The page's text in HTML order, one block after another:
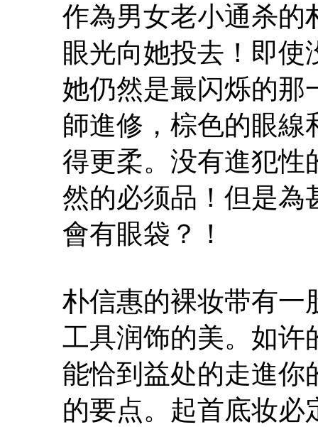
作為男女老小通杀的
眼光向她投去！即
她仍然是最闪烁的那
師進修，棕色的眼線
得更柔。没有進犯性
然的必须品！但是為
會有眼袋？！
朴信惠的裸妆带有一
工具润饰的美。如许
能恰到益处的走進你
的要点。起首底妆必